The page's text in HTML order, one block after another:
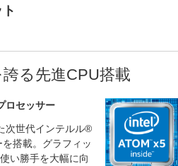
る先進CPU搭載
ロセッサー
次世代インテルル®
搭載。グラフィッ
い勝手を大幅に向